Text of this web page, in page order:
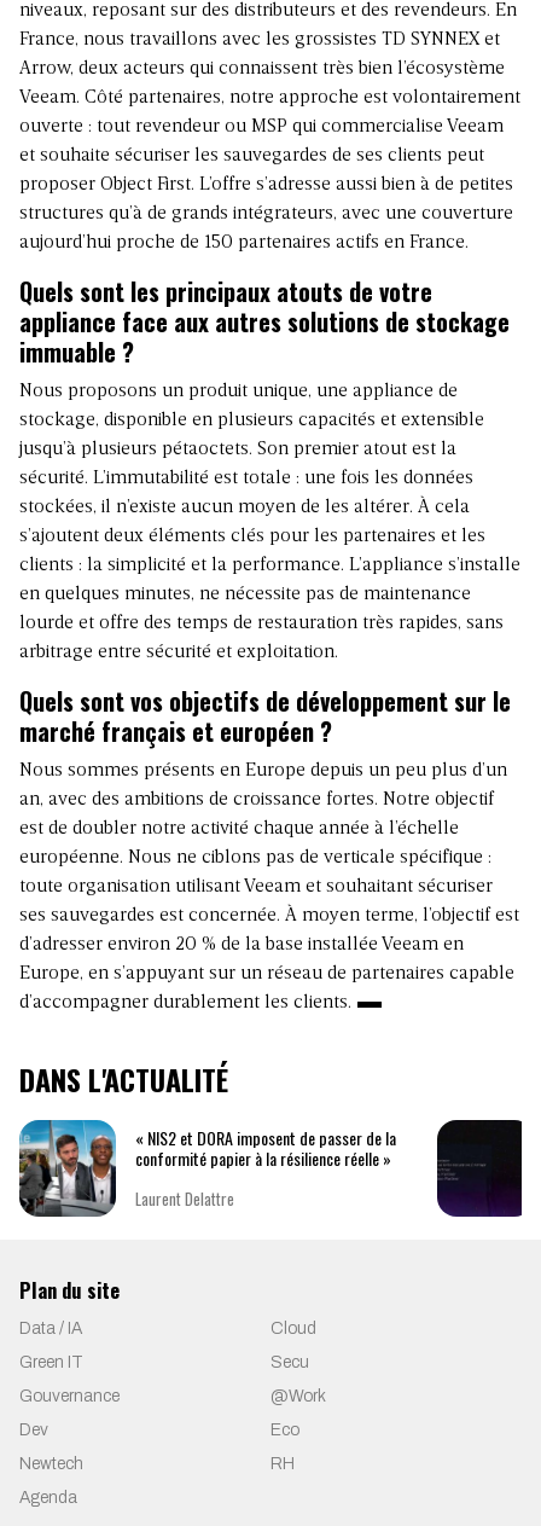
niveaux, reposant sur des distributeurs et des revendeurs. En
France, nous travaillons avec les grossistes TD SYNNEX et
Arrow, deux acteurs qui connaissent très bien l’écosystème
Veeam. Côté partenaires, notre approche est volontairement
ouverte : tout revendeur ou MSP qui commercialise Veeam
et souhaite sécuriser les sauvegardes de ses clients peut
proposer Object First. L’offre s’adresse aussi bien à de petites
structures qu’à de grands intégrateurs, avec une couverture
aujourd’hui proche de 150 partenaires actifs en France.
Quels sont les principaux atouts de votre
appliance face aux autres solutions de stockage
immuable ?
Nous proposons un produit unique, une appliance de
stockage, disponible en plusieurs capacités et extensible
jusqu’à plusieurs pétaoctets. Son premier atout est la
sécurité. L’immutabilité est totale : une fois les données
stockées, il n’existe aucun moyen de les altérer. À cela
s’ajoutent deux éléments clés pour les partenaires et les
clients : la simplicité et la performance. L’appliance s’installe
en quelques minutes, ne nécessite pas de maintenance
lourde et offre des temps de restauration très rapides, sans
arbitrage entre sécurité et exploitation.
Quels sont vos objectifs de développement sur le
marché français et européen ?
Nous sommes présents en Europe depuis un peu plus d’un
an, avec des ambitions de croissance fortes. Notre objectif
est de doubler notre activité chaque année à l’échelle
européenne. Nous ne ciblons pas de verticale spécifique :
toute organisation utilisant Veeam et souhaitant sécuriser
ses sauvegardes est concernée. À moyen terme, l’objectif est
d’adresser environ 20 % de la base installée Veeam en
Europe, en s’appuyant sur un réseau de partenaires capable
d’accompagner durablement les clients.
DANS L'ACTUALITÉ
« NIS2 et DORA imposent de passer de la
conformité papier à la résilience réelle »
Laurent Delattre
Plan du site
Data / IA
Cloud
Green IT
Secu
Gouvernance
@Work
Dev
Eco
Newtech
RH
Agenda